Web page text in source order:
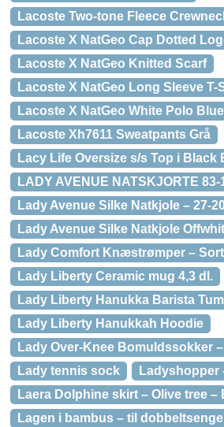
Lacoste Two-tone Fleece
Lacoste X NatGeo Cap Dotted
Lacoste X NatGeo Knitted Scarf
Lacoste X NatGeo Long Sleeve
Lacoste X NatGeo White Polo
Lacoste Xh7611 Sweatpants Grå
Lacy Life Oversize s/s Top i Black
LADY AVENUE NATSKJORTE 83-
Lady Avenue Silke Natkjole – 27-
Lady Avenue Silke Natkjole
Lady Comfort Knæstrømper – Sort
Lady Liberty Ceramic mug 4,3 dl.
Lady Liberty Hanukka Barista
Lady Liberty Hanukkah Hoodie
Lady Over-Knee Bomuldssokker
Lady tennis sock
Ladyshopper
Laera Dolphine skirt – Olive tree
Lagen i bambus – til dobbeltsenge